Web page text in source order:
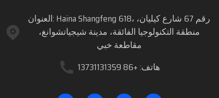
العنوان: Haina Shangfeng 618، رقم 67 شارع كيليان،
منطقة التكنولوجيا الفائقة، مدينة شيجياتشوانغ،
مقاطعة خبي
هاتف: +86 13731131359